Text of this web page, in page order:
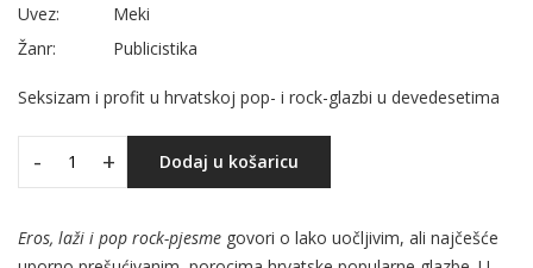
Uvez:
Meki
Žanr:
Publicistika
Seksizam i profit u hrvatskoj pop- i rock-glazbi u devedesetima
- + Dodaj u košaricu
Eros, laži i pop rock-pjesme govori o lako uočljivim, ali najčešće